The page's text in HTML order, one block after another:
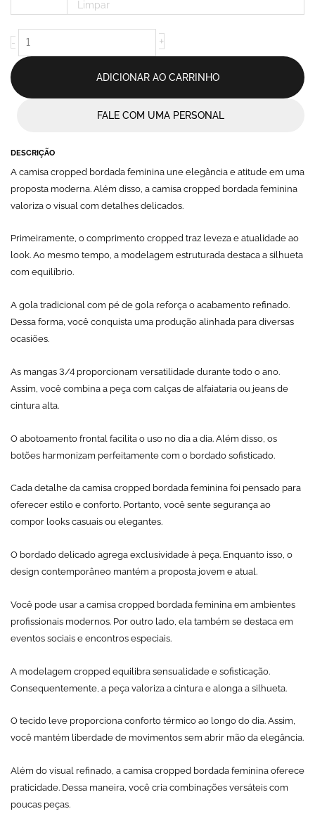
Limpar
-
Cristina
quantidade
+
ADICIONAR AO CARRINHO
FALE COM UMA PERSONAL
DESCRIÇÃO
A camisa cropped bordada feminina une elegância e atitude em uma
proposta moderna. Além disso, a camisa cropped bordada feminina
valoriza o visual com detalhes delicados.
Primeiramente, o comprimento cropped traz leveza e atualidade ao
look. Ao mesmo tempo, a modelagem estruturada destaca a silhueta
com equilíbrio.
A gola tradicional com pé de gola reforça o acabamento refinado.
Dessa forma, você conquista uma produção alinhada para diversas
ocasiões.
As mangas 3/4 proporcionam versatilidade durante todo o ano.
Assim, você combina a peça com calças de alfaiataria ou jeans de
cintura alta.
O abotoamento frontal facilita o uso no dia a dia. Além disso, os
botões harmonizam perfeitamente com o bordado sofisticado.
Cada detalhe da camisa cropped bordada feminina foi pensado para
oferecer estilo e conforto. Portanto, você sente segurança ao
compor looks casuais ou elegantes.
O bordado delicado agrega exclusividade à peça. Enquanto isso, o
design contemporâneo mantém a proposta jovem e atual.
Você pode usar a camisa cropped bordada feminina em ambientes
profissionais modernos. Por outro lado, ela também se destaca em
eventos sociais e encontros especiais.
A modelagem cropped equilibra sensualidade e sofisticação.
Consequentemente, a peça valoriza a cintura e alonga a silhueta.
O tecido leve proporciona conforto térmico ao longo do dia. Assim,
você mantém liberdade de movimentos sem abrir mão da elegância.
Além do visual refinado, a camisa cropped bordada feminina oferece
praticidade. Dessa maneira, você cria combinações versáteis com
poucas peças.